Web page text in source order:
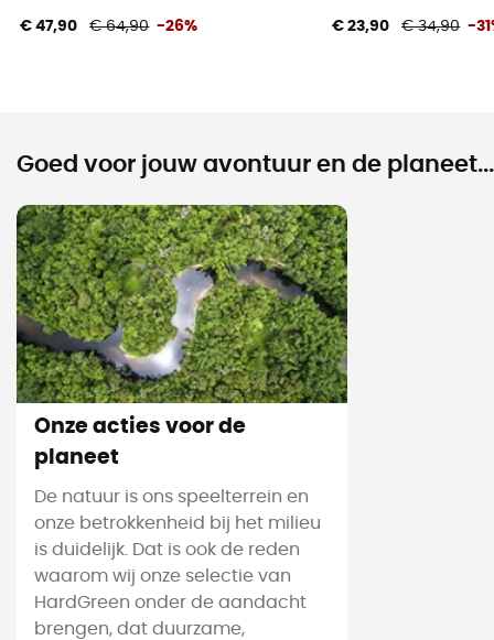
€ 47,90 € 64,90 -26% € 23,90 € 34,90 -
Goed voor jouw avontuur en de planeet...
Onze acties voor de
planeet
De natuur is ons speelterrein en
onze betrokkenheid bij het milieu
is duidelijk. Dat is ook de reden
waarom wij onze selectie van
HardGreen onder de aandacht
brengen, dat duurzame,